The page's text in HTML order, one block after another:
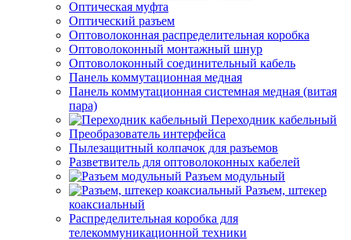
Оптическая муфта
Оптический разъем
Оптоволоконная распределительная коробка
Оптоволоконный монтажный шнур
Оптоволоконный соединительный кабель
Панель коммутационная медная
Панель коммутационная системная медная (витая
пара)
Переходник кабельный
Преобразователь интерфейса
Пылезащитный колпачок для разъемов
Разветвитель для оптоволоконных кабелей
Разъем модульный
Разъем, штекер
коаксиальный
Распределительная коробка для
телекоммуникационной техники